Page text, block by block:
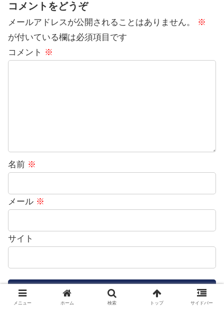
コメントをどうぞ
メールアドレスが公開されることはありません。
※
が付いている欄は必須項目です
コメント ※
名前 ※
メール ※
サイト
メニュー ホーム 検索 トップ サイドバー